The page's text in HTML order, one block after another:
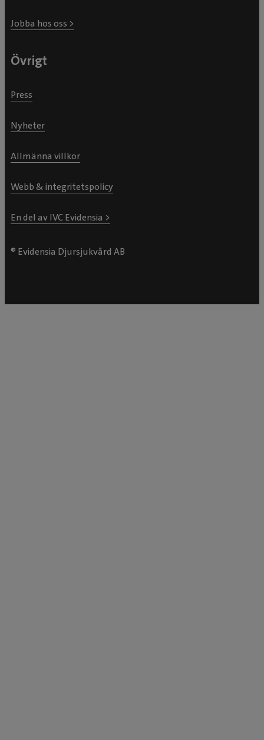
Jobba hos oss >
Övrigt
Press
Nyheter
Allmänna villkor
Webb & integritetspolicy
En del av IVC Evidensia >
® Evidensia Djursjukvård AB